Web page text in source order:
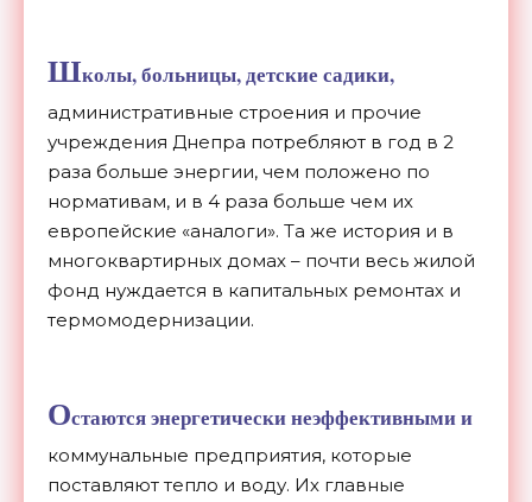
Школы, больницы, детские садики,
административные строения и прочие
учреждения Днепра потребляют в год в 2
раза больше энергии, чем положено по
нормативам, и в 4 раза больше чем их
европейские «аналоги». Та же история и в
многоквартирных домах – почти весь жилой
фонд нуждается в капитальных ремонтах и
термомодернизации.
Остаются энергетически неэффективными и
коммунальные предприятия, которые
поставляют тепло и воду. Их главные